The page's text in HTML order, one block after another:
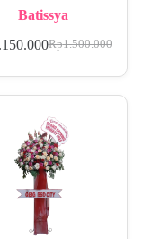
Batissya
Rp1.500.000